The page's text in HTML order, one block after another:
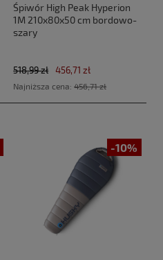
Śpiwór High Peak Hyperion
1M 210x80x50 cm bordowo-
szary
456,71 zł
518,99 zł
Najniższa cena:456,71 zł
-10%